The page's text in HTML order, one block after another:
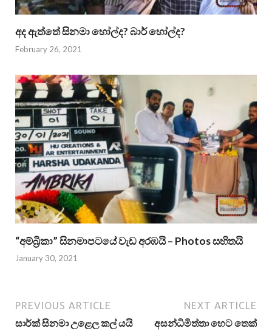
අද ඇත්තේ සිනමා හෝල්ද? බාර් හෝල්ද?
February 26, 2021
“අම්බ්‍රිකා” සිනමාපටයේ වැඩ අරඹයි – Photos සහිතයි
January 30, 2021
PREVIOUS ARTICLE
සාර්ක් සිනමා උළෙල කල් යයි
NEXT ARTICLE
අසන්ධිමිත්තා හෙට තෙක්